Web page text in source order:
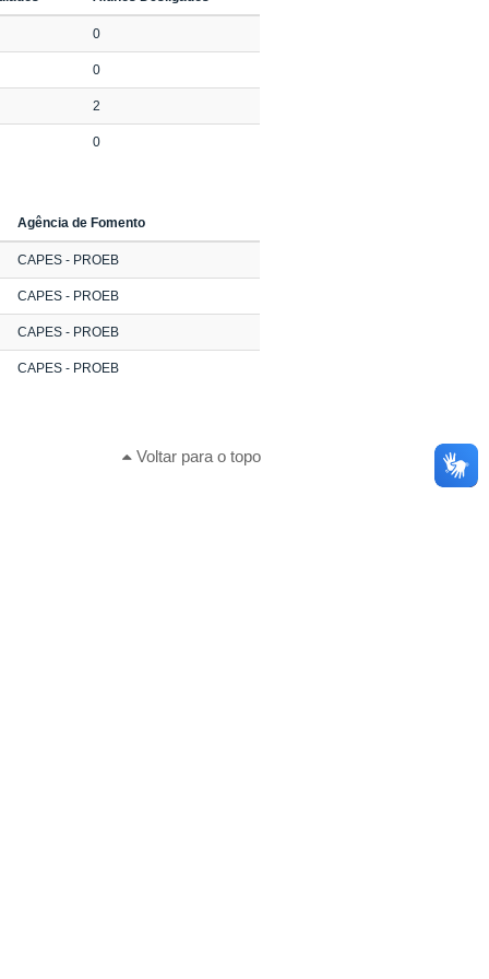
0
0
2
0
Agência de Fomento
CAPES - PROEB
CAPES - PROEB
CAPES - PROEB
CAPES - PROEB
Voltar para o topo